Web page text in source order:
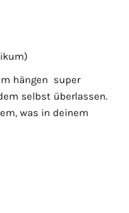
hängen super
selbst überlassen.
was in deinem